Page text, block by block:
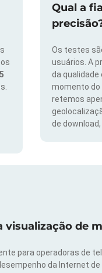
Qual a
Os testes
usuários. A
da qualidade
momento do
retemos
de
visualização de
para operadoras de
da Internet